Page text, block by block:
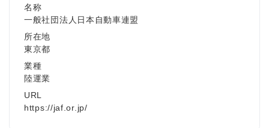
名称
一般社団法人日本自動車連盟
所在地
東京都
業種
陸運業
URL
https://jaf.or.jp/